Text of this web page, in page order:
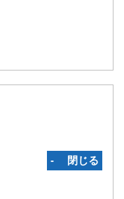
‐ 閉じる